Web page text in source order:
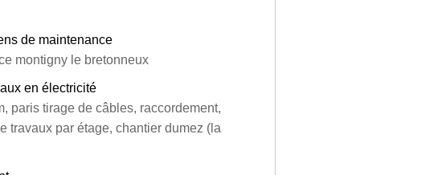
de maintenance
montigny le bretonneux
en électricité
paris tirage de câbles, raccordement,
travaux par étage, chantier dumez (la